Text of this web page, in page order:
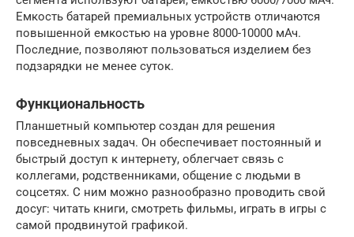
Емкость батарей премиальных устройств отличаются
повышенной емкостью на уровне 8000-10000 мАч.
Последние, позволяют пользоваться изделием без
подзарядки не менее суток.
Функциональность
Планшетный компьютер создан для решения
повседневных задач. Он обеспечивает постоянный и
быстрый доступ к интернету, облегчает связь с
коллегами, родственниками, общение с людьми в
соцсетях. С ним можно разнообразно проводить свой
досуг: читать книги, смотреть фильмы, играть в игры с
самой продвинутой графикой.